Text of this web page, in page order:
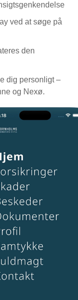
ved at søge på
den
dig personligt –
og Nexø.